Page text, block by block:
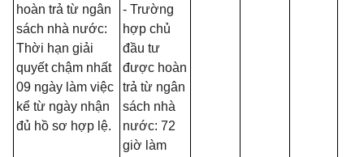
hoàn trả từ ngân
sách nhà nước:
Thời hạn giải
quyết chậm nhất
09 ngày làm việc
kể từ ngày nhận
đủ hồ sơ hợp lệ.
- Trường
hợp chủ
đầu tư
được hoàn
trả từ ngân
sách nhà
nước: 72
giờ làm